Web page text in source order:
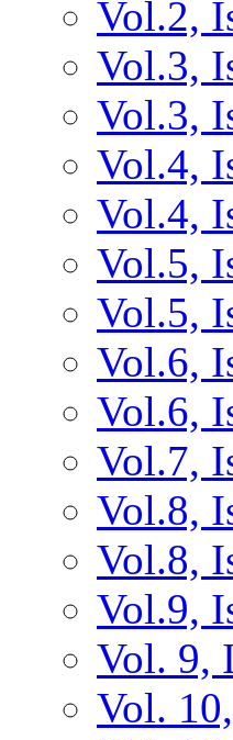
Vol.2,
Vol.3,
Vol.3,
Vol.4,
Vol.4,
Vol.5,
Vol.5,
Vol.6,
Vol.6,
Vol.7,
Vol.8,
Vol.8,
Vol.9,
Vol. 9,
Vol.